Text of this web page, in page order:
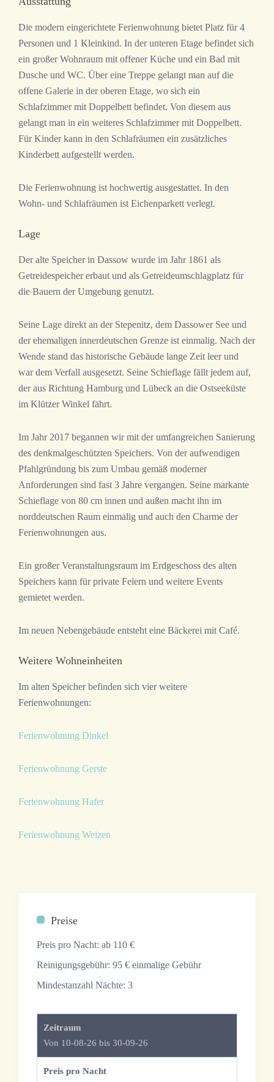
Die modern eingerichtete Ferienwohnung bietet Platz für 4
Personen und 1 Kleinkind. In der unteren Etage befindet sich
ein großer Wohnraum mit offener Küche und ein Bad mit
Dusche und WC. Über eine Treppe gelangt man auf die
offene Galerie in der oberen Etage, wo sich ein
Schlafzimmer mit Doppelbett befindet. Von diesem aus
gelangt man in ein weiteres Schlafzimmer mit Doppelbett.
Für Kinder kann in den Schlafräumen ein zusätzliches
Kinderbett aufgestellt werden.
Die Ferienwohnung ist hochwertig ausgestattet. In den
Wohn- und Schlafräumen ist Eichenparkett verlegt.
Lage
Der alte Speicher in Dassow wurde im Jahr 1861 als
Getreidespeicher erbaut und als Getreideumschlagplatz für
die Bauern der Umgebung genutzt.
Seine Lage direkt an der Stepenitz, dem Dassower See und
der ehemaligen innerdeutschen Grenze ist einmalig. Nach der
Wende stand das historische Gebäude lange Zeit leer und
war dem Verfall ausgesetzt. Seine Schieflage fällt jedem auf,
der aus Richtung Hamburg und Lübeck an die Ostseeküste
im Klützer Winkel fährt.
Im Jahr 2017 begannen wir mit der umfangreichen Sanierung
des denkmalgeschützten Speichers. Von der aufwendigen
Pfahlgründung bis zum Umbau gemäß moderner
Anforderungen sind fast 3 Jahre vergangen. Seine markante
Schieflage von 80 cm innen und außen macht ihn im
norddeutschen Raum einmalig und auch den Charme der
Ferienwohnungen aus.
Ein großer Veranstaltungsraum im Erdgeschoss des alten
Speichers kann für private Feiern und weitere Events
gemietet werden.
Im neuen Nebengebäude entsteht eine Bäckerei mit Café.
Weitere Wohneinheiten
Im alten Speicher befinden sich vier weitere
Ferienwohnungen:
Ferienwohnung Dinkel
Ferienwohnung Gerste
Ferienwohnung Hafer
Ferienwohnung Weizen
Preise
Preis pro Nacht: ab 110 €
Reinigungsgebühr: 95 € einmalige Gebühr
Mindestanzahl Nächte: 3
Zeitraum
Von 10-08-26 bis 30-09-26
Preis pro Nacht